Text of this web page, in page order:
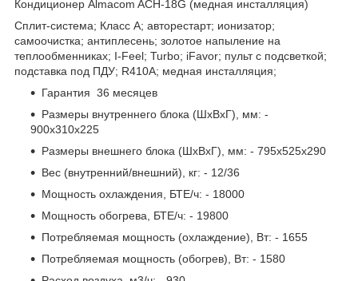
Кондиционер Almacom ACH-18G (медная инсталляция)
Сплит-система; Класс А; авторестарт; ионизатор;
самоочистка; антиплесень; золотое напыление на
теплообменниках; I-Feel; Turbo; iFavor; пульт с подсветкой;
подставка под ПДУ; R410A; медная инсталляция;
Гарантия 36 месяцев
Размеры внутреннего блока (ШхВхГ), мм: -
900х310х225
Размеры внешнего блока (ШхВхГ), мм: - 795х525х290
Вес (внутренний/внешний), кг: - 12/36
Мощность охлаждения, БТЕ/ч: - 18000
Мощность обогрева, БТЕ/ч: - 19800
Потребляемая мощность (охлаждение), Вт: - 1655
Потребляемая мощность (обогрев), Вт: - 1580